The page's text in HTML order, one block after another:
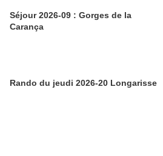
Séjour 2026-09 : Gorges de la
Carança
Rando du jeudi 2026-20 Longarisse